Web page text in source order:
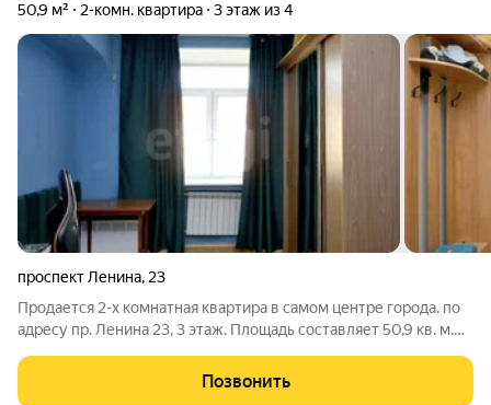
50,9 м² 2-комн. квартира 3 этаж из 4
проспект Ленина, 23
Продается 2-х комнатная квартира в самом центре города. по
адресу пр. Ленина 23, 3 этаж. Площадь составляет 50,9 кв. м.
расположен в одной из самых востребованных локаций: Все в
шаговой
Позвонить